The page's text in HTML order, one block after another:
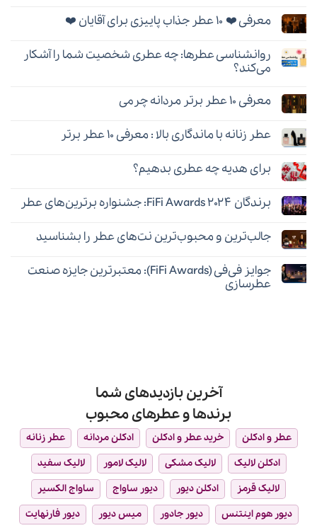
(Thameen)؛
راهنمای
خرید
برای
❤️
عطر
برتر
برای
عاشقانه
❤️
ثبت
نشده
معرفی ❤️ ۱۰ عطر جذاب پاییزی برای آقایان ❤️
برای
معرفی
❤️
جذاب
پاییزی
❤️
ثبت
نشده
روانشناسی عطرها: چه عطری شخصیت شما را آشکار
می‌کند؟
دیدگاهی
برای
روانشناسی
عطری
را
آشکار
ثبت
نشده
معرفی ۱۰ عطر برتر مردانه چرمی
برای
معرفی
برتر
مردانه
ثبت
نشده
عطر زنانه با ماندگاری بالا : معرفی ۱۰ عطر برتر
برای
عطر
ماندگاری
معرفی
۱۰
ثبت
نشده
برای هدیه چه عطری بدهیم؟
برای
برای
عطری
ثبت
نشده
برندگان FiFi Awards ۲۰۲۴: جشنواره برترین‌های عطر
برای
برندگان
۲۰۲۴:
جشنواره
برترین‌های
ثبت
نشده
جالب‌ترین و محبوب‌ترین نت‌های عطر را بشناسید
برای
جالب‌ترین
و
ثبت
نشده
جوایز فی‌فی (FiFi Awards): معتبرترین جایزه صنعت
عطرسازی
آخرین بازدیدهای شما
برندها و عطرهای محبوب
عطر و ادکلن خرید عطر و ادکلن ادکلن مردانه
عطر زنانه
ادکلن لالیک
لالیک مشکی لالیک لامور
لالیک سفید
لالیک قرمز
ادکلن دیور دیور ساواج
ساواج الکسیر
دیور هوم اینتنس
دیور جادور میس دیور
دیور فارنهایت